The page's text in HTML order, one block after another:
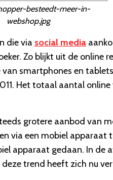
besteedt-meer-in-
webshop.jpg
die via social media
Zo blijkt uit de online
van smartphones en
Het totaal aantal
grotere aanbod van
via een mobiel apparaat
apparaat gedaan. In de
deze trend heeft zich nu